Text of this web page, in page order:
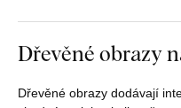
Dřevěné obrazy
Dřevěné obrazy dodávají